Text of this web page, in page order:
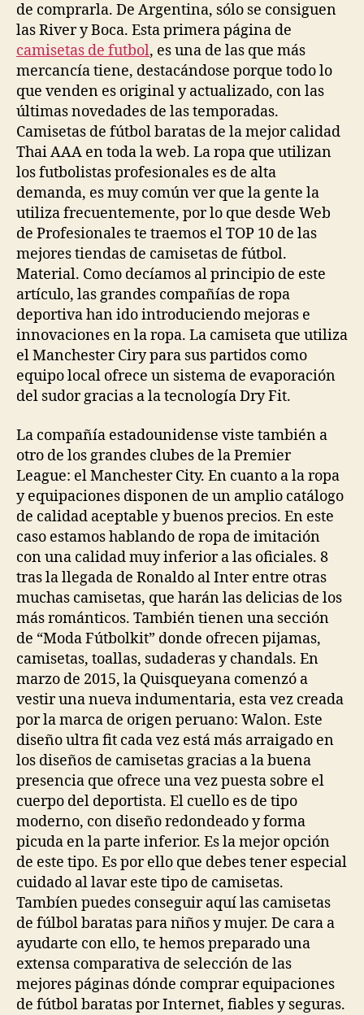
de comprarla. De Argentina, sólo se consiguen
las River y Boca. Esta primera página de
camisetas de futbol, es una de las que más
mercancía tiene, destacándose porque todo lo
que venden es original y actualizado, con las
últimas novedades de las temporadas.
Camisetas de fútbol baratas de la mejor calidad
Thai AAA en toda la web. La ropa que utilizan
los futbolistas profesionales es de alta
demanda, es muy común ver que la gente la
utiliza frecuentemente, por lo que desde Web
de Profesionales te traemos el TOP 10 de las
mejores tiendas de camisetas de fútbol.
Material. Como decíamos al principio de este
artículo, las grandes compañías de ropa
deportiva han ido introduciendo mejoras e
innovaciones en la ropa. La camiseta que utiliza
el Manchester Ciry para sus partidos como
equipo local ofrece un sistema de evaporación
del sudor gracias a la tecnología Dry Fit.
La compañía estadounidense viste también a
otro de los grandes clubes de la Premier
League: el Manchester City. En cuanto a la ropa
y equipaciones disponen de un amplio catálogo
de calidad aceptable y buenos precios. En este
caso estamos hablando de ropa de imitación
con una calidad muy inferior a las oficiales. 8
tras la llegada de Ronaldo al Inter entre otras
muchas camisetas, que harán las delicias de los
más románticos. También tienen una sección
de “Moda Fútbolkit” donde ofrecen pijamas,
camisetas, toallas, sudaderas y chandals. En
marzo de 2015, la Quisqueyana comenzó a
vestir una nueva indumentaria, esta vez creada
por la marca de origen peruano: Walon. Este
diseño ultra fit cada vez está más arraigado en
los diseños de camisetas gracias a la buena
presencia que ofrece una vez puesta sobre el
cuerpo del deportista. El cuello es de tipo
moderno, con diseño redondeado y forma
picuda en la parte inferior. Es la mejor opción
de este tipo. Es por ello que debes tener especial
cuidado al lavar este tipo de camisetas.
Tambíen puedes conseguir aquí las camisetas
de fúlbol baratas para niños y mujer. De cara a
ayudarte con ello, te hemos preparado una
extensa comparativa de selección de las
mejores páginas dónde comprar equipaciones
de fútbol baratas por Internet, fiables y seguras.